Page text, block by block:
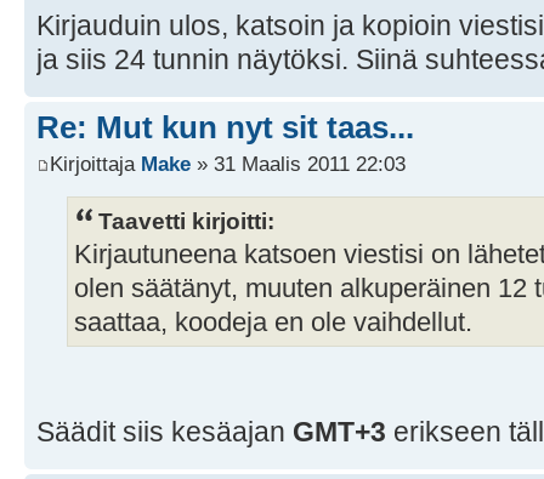
Kirjauduin ulos, katsoin ja kopioin
ja siis 24 tunnin näytöksi. Siinä
Re: Mut kun nyt sit taas...
Kirjoittaja Make » 31 Maalis 2011 22:03
Taavetti kirjoitti:
Kirjautuneena katsoen viestisi on
olen säätänyt, muuten alkuperäinen 12
saattaa, koodeja en ole vaihdellut.
Säädit siis kesäajan GMT+3 erikseen